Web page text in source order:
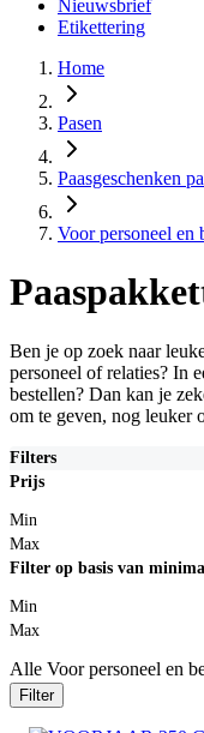
Nieuwsbrief
Etikettering
Home
Pasen
Paasgeschenken
Voor personeel en
Ben je op zoek naar
personeel of relaties? In
bestellen? Dan kan je
om te geven, nog leuker
Filters
Prijs
Min
Max
Filter op basis van
Min
Max
Alle Voor personeel en
Filter